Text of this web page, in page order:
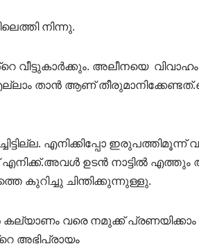
നിന്നു.
വീട്ടുകാർക്കും. അലീനയെ
താൻ ആണ്
എനിക്കിപ്പോ
ഉടൻ നാട്ടിൽ എത്തും
കുറിച്ചു ചിന്തിക്കുന്നുള്ളു.
കല്യാണം വരെ നമുക്ക്
അഭിപ്രായം